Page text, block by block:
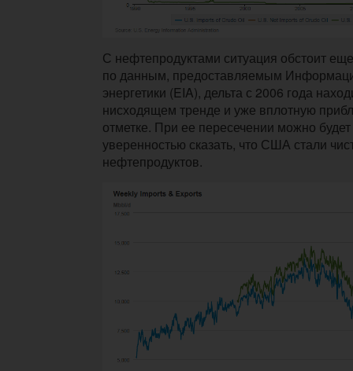
С нефтепродуктами ситуация обстоит
по данным, предоставляемым
энергетики (EIA), дельта с 2006 года
нисходящем тренде и уже вплотную
отметке. При ее пересечении можно
уверенностью сказать, что США стали
нефтепродуктов.